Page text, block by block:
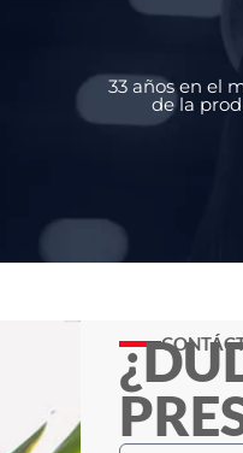
33 años en el
de la